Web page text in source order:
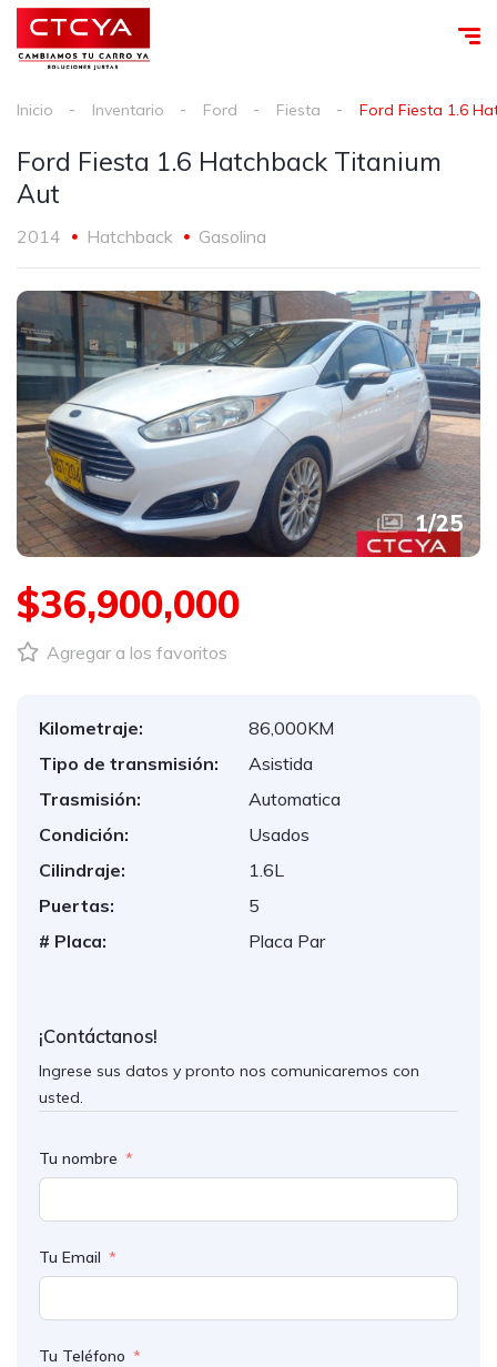
Inicio Inventario Ford Fiesta Ford Fiesta 1.6
Ford Fiesta 1.6 Hatchback Titanium
Aut
2014 Hatchback Gasolina
1/25
$36,900,000
Agregar a los favoritos
Kilometraje:
86,000KM
Tipo de transmisión:
Asistida
Trasmisión:
Automatica
Condición:
Usados
Cilindraje:
1.6L
Puertas:
5
# Placa:
Placa Par
¡Contáctanos!
Ingrese sus datos y pronto nos comunicaremos con
usted.
Tu nombre
Tu Email
Tu Teléfono